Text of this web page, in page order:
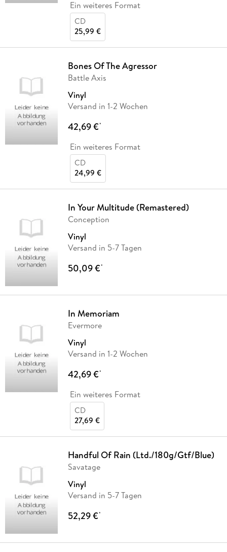
Ein weiteres Format
CD
25,99 €
Bones Of The Agressor
Battle Axis
Vinyl
Versand in 1-2 Wochen
42,69 €*
Ein weiteres Format
CD
24,99 €
In Your Multitude (Remastered)
Conception
Vinyl
Versand in 5-7 Tagen
50,09 €*
In Memoriam
Evermore
Vinyl
Versand in 1-2 Wochen
42,69 €*
Ein weiteres Format
CD
27,69 €
Handful Of Rain (Ltd./180g/Gtf/Blue)
Savatage
Vinyl
Versand in 5-7 Tagen
52,29 €*